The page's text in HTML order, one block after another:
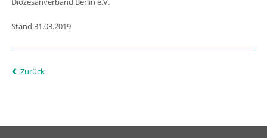
Stand 31.03.2019
Zurück